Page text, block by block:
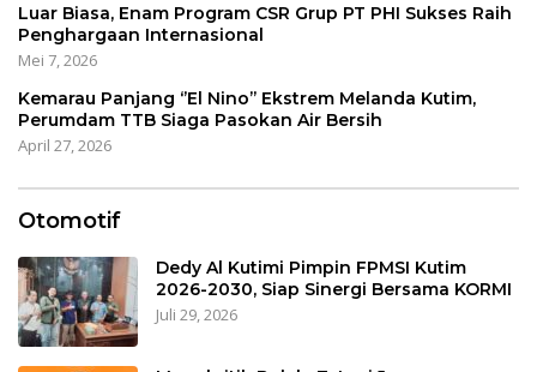
Luar Biasa, Enam Program CSR Grup PT PHI Sukses Raih
Penghargaan Internasional
Mei 7, 2026
Kemarau Panjang ‘’El Nino’’ Ekstrem Melanda Kutim,
Perumdam TTB Siaga Pasokan Air Bersih
April 27, 2026
Otomotif
Dedy Al Kutimi Pimpin FPMSI Kutim
2026-2030, Siap Sinergi Bersama KORMI
Juli 29, 2026